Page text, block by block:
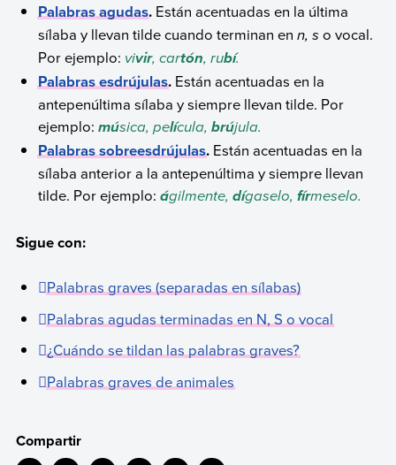
Palabras agudas. Están acentuadas en la última
sílaba y llevan tilde cuando terminan enn, s o vocal.
Por ejemplo: vivir, cartón, rubí.
Palabras esdrújulas. Están acentuadas en la
antepenúltima sílaba y siempre llevan tilde. Por
ejemplo: música, película,brújula.
Palabras sobreesdrújulas. Están acentuadas en la
sílaba anterior a la antepenúltima y siempre llevan
tilde. Por ejemplo:ágilmente,dígaselo,fírmeselo.
Sigue con:
Palabras graves (separadas en sílabas)
Palabras agudas terminadas en N, S o vocal
¿Cuándo se tildan las palabras graves?
Palabras graves de animales
Compartir